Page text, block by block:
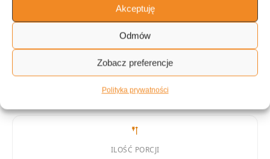
Akceptuję
Odmów
Zobacz preferencje
Polityka prywatności
KUCHNIA
Włoska
ILOŚĆ PORCJI